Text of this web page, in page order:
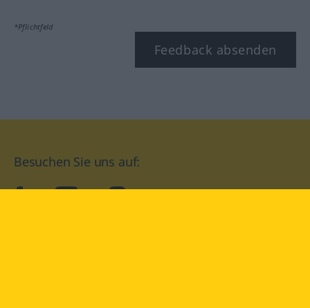
*Pflichtfeld
Feedback absenden
Besuchen Sie uns auf: